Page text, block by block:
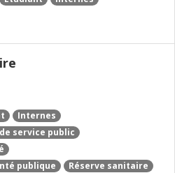
Internes
service public
publique
Réserve sanitaire